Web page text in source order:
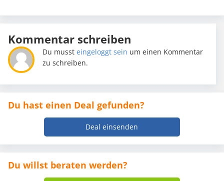
Kommentar schreiben
Du mussteingeloggt sein um einen Kommentar
zu schreiben.
Du hast einen Deal gefunden?
Deal einsenden
Du willst beraten werden?